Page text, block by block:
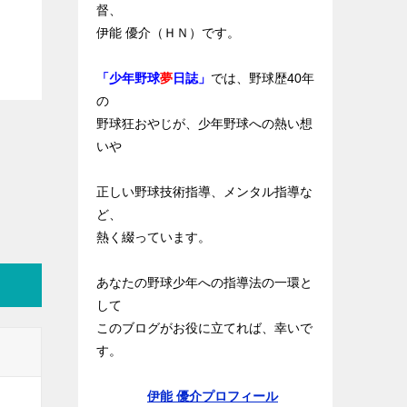
督、
伊能 優介（ＨＮ）です。
「少年野球夢日誌」 では、野球歴40年
の
野球狂おやじが、少年野球への熱い想
いや
正しい野球技術指導、メンタル指導な
ど、
熱く綴っています。
あなたの野球少年への指導法の一環と
して
このブログがお役に立てれば、幸いで
す。
伊能 優介プロフィール